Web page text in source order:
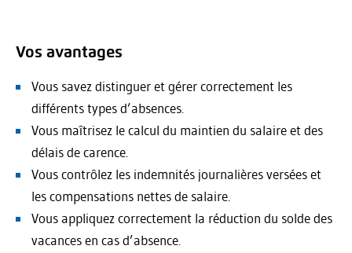
Vos avantages
Vous savez distinguer et gérer correctement les
différents types d’absences.
Vous maîtrisez le calcul du maintien du salaire et des
délais de carence.
Vous contrôlez les indemnités journalières versées et
les compensations nettes de salaire.
Vous appliquez correctement la réduction du solde des
vacances en cas d’absence.